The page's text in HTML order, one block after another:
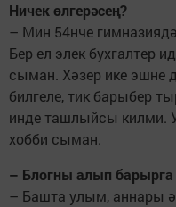
Ничек өлгерәсең?
– Мин 54нче
Бер ел элек бухгалтер
сыман. Хәзер ике эшне
билгеле, тик барыбер
инде ташлыйсы килми.
хобби сыман.
– Блогны алып барырга
– Башта улым, аннары